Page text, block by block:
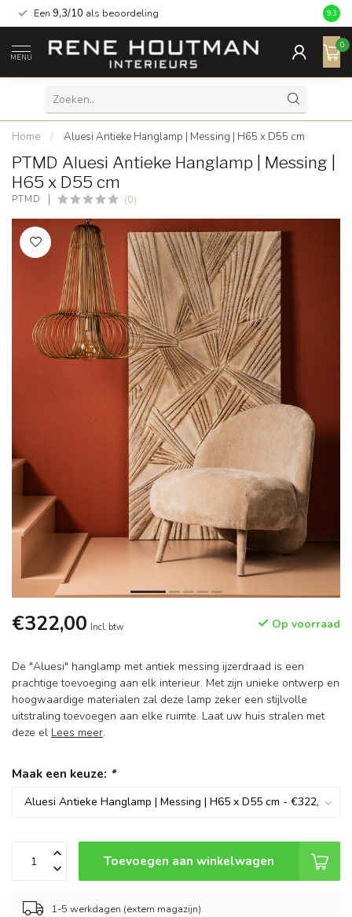
Een 9,3/10 als beoordeling 9.3
MENU
0
Home / Aluesi Antieke Hanglamp | Messing | H65 x D55 cm
PTMD Aluesi Antieke Hanglamp | Messing |
H65 x D55 cm
PTMD (0)
€322,00 Incl. btw Op voorraad
De "Aluesi" hanglamp met antiek messing ijzerdraad is een
prachtige toevoeging aan elk interieur. Met zijn unieke ontwerp en
hoogwaardige materialen zal deze lamp zeker een stijlvolle
uitstraling toevoegen aan elke ruimte. Laat uw huis stralen met
deze el Lees meer.
Maak een keuze: *
Toevoegen aan winkelwagen
1-5 werkdagen (extern magazijn)